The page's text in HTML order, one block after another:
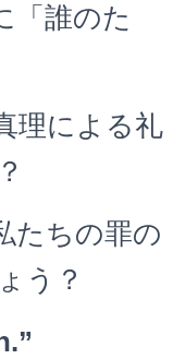
「誰のた
理による礼
たちの罪の
う？